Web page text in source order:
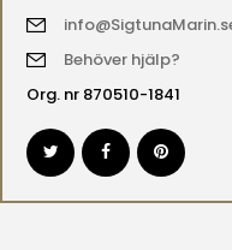
Behöver hjälp?
Org. nr 870510-1841